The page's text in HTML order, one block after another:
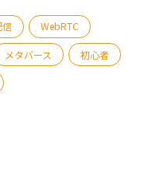
信 WebRTC
メタバース 初心者